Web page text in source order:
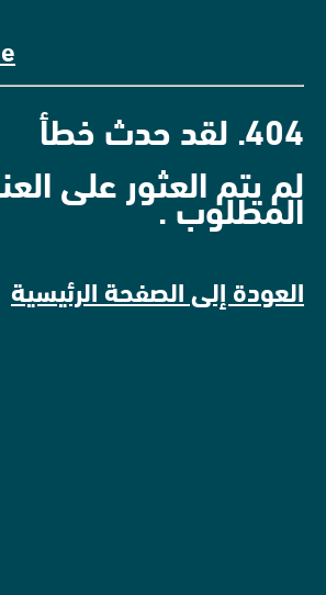
404. لقد حدث خطأ
لم يتم العثور على
المطلوب .
العودة إلى الصفحة الرئيسية